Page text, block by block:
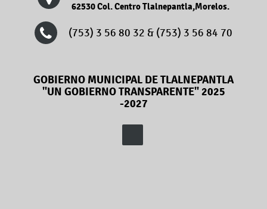
62530 Col. Centro Tlalnepantla,Morelos.
(753) 3 56 80 32 & (753) 3 56 84 70
GOBIERNO MUNICIPAL DE TLALNEPANTLA
"UN GOBIERNO TRANSPARENTE" 2025
-2027